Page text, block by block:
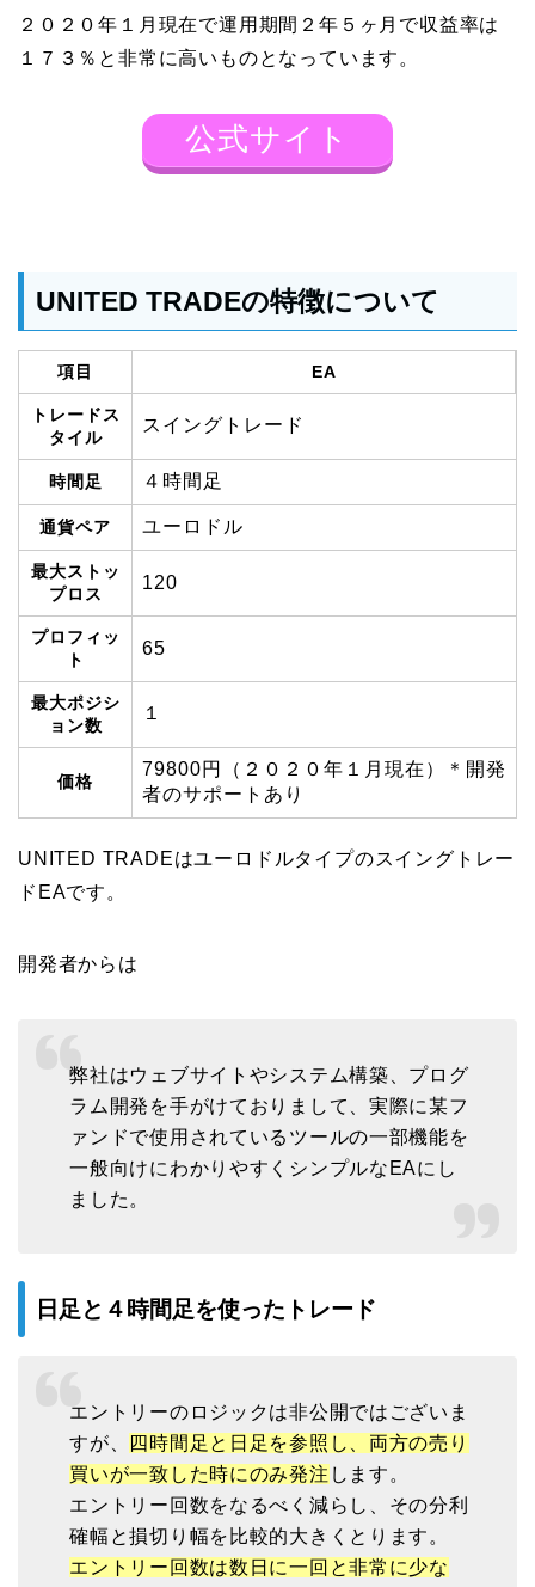
２０２０年１月現在で運用期間２年５ヶ月で収益率は
１７３％と非常に高いものとなっています。
公式サイト
UNITED TRADEの特徴について
項目 EA
トレードス
タイル
スイングトレード
時間足 ４時間足
通貨ペア ユーロドル
最大ストッ
プロス
120
プロフィッ
ト
65
最大ポジシ
ョン数
１
価格
79800円（２０２０年１月現在）＊開発
者のサポートあり
UNITED TRADEはユーロドルタイプのスイングトレー
ドEAです。
開発者からは
弊社はウェブサイトやシステム構築、プログ
ラム開発を手がけておりまして、実際に某フ
ァンドで使用されているツールの一部機能を
一般向けにわかりやすくシンプルなEAにし
ました。
日足と４時間足を使ったトレード
エントリーのロジックは非公開ではございま
すが、
四時間足と日足を参照し、両方の売り
買いが一致した時にのみ発注 します。
エントリー回数をなるべく減らし、その分利
確幅と損切り幅を比較的大きくとります。
エントリー回数は数日に一回と非常に少な